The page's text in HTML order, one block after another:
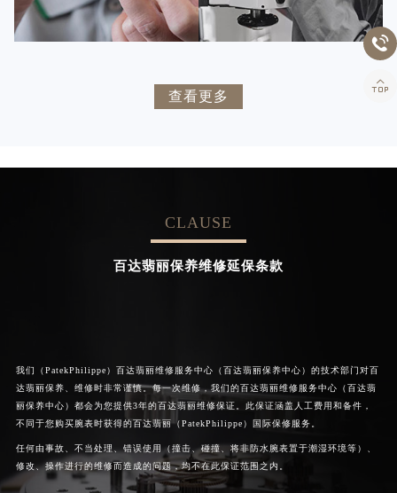
辛迪·克莱门特
资深百达翡丽技师

查看更多
CLAUSE
百达翡丽保养维修延保条款
我们（PatekPhilippe）百达翡丽维修服务中心（百达翡丽保养中心）的技术部门对百
达翡丽保养、维修时非常谨慎。每一次维修，我们的百达翡丽维修服务中心（百达翡
丽保养中心）都会为您提供3年的百达翡丽维修保证。此保证涵盖人工费用和备件，
不同于您购买腕表时获得的百达翡丽（PatekPhilippe）国际保修服务。
任何由事故、不当处理、错误使用（撞击、碰撞、将非防水腕表置于潮湿环境等）、
修改、操作进行的维修而造成的问题，均不在此保证范围之内。

